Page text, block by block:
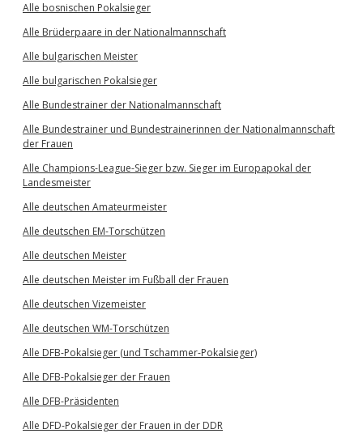
Alle bosnischen Pokalsieger
Alle Brüderpaare in der Nationalmannschaft
Alle bulgarischen Meister
Alle bulgarischen Pokalsieger
Alle Bundestrainer der Nationalmannschaft
Alle Bundestrainer und Bundestrainerinnen der Nationalmannschaft
der Frauen
Alle Champions-League-Sieger bzw. Sieger im Europapokal der
Landesmeister
Alle deutschen Amateurmeister
Alle deutschen EM-Torschützen
Alle deutschen Meister
Alle deutschen Meister im Fußball der Frauen
Alle deutschen Vizemeister
Alle deutschen WM-Torschützen
Alle DFB-Pokalsieger (und Tschammer-Pokalsieger)
Alle DFB-Pokalsieger der Frauen
Alle DFB-Präsidenten
Alle DFD-Pokalsieger der Frauen in der DDR